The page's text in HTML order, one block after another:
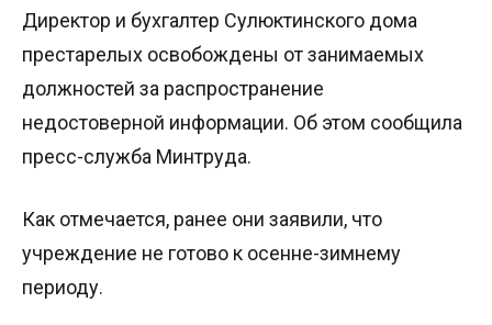
Директор и бухгалтер Сулюктинского дома
престарелых освобождены от занимаемых
должностей за распространение
недостоверной информации. Об этом сообщила
пресс-служба Минтруда.
Как отмечается, ранее они заявили, что
учреждение не готово к осенне-зимнему
периоду.